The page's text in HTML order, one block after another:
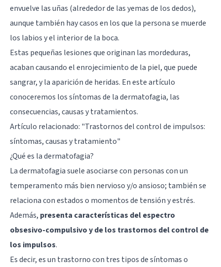
envuelve las uñas (alrededor de las yemas de los dedos),
aunque también hay casos en los que la persona se muerde
los labios y el interior de la boca.
Estas pequeñas lesiones que originan las mordeduras,
acaban causando el enrojecimiento de la piel, que puede
sangrar, y la aparición de heridas. En este artículo
conoceremos los síntomas de la dermatofagia, las
consecuencias, causas y tratamientos.
Artículo relacionado: "Trastornos del control de impulsos:
síntomas, causas y tratamiento"
¿Qué es la dermatofagia?
La dermatofagia suele asociarse con personas con un
temperamento más bien nervioso y/o ansioso; también se
relaciona con estados o momentos de tensión y estrés.
Además, presenta características del espectro
obsesivo-compulsivo y de los trastornos del control de
los impulsos.
Es decir, es un trastorno con tres tipos de síntomas o